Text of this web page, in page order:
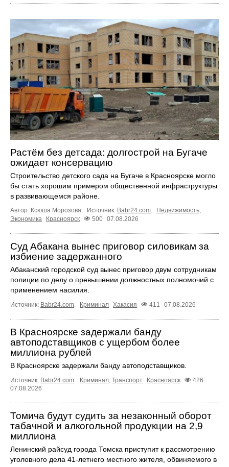
Растём без детсада: долгострой на Бугаче
ожидает консервацию
Строительство детского сада на Бугаче в Красноярске могло
бы стать хорошим примером общественной инфраструктуры
в развивающемся районе.
Автор: Ксюша Морозова. Источник: Babr24.com. Недвижимость,
Экономика
Красноярск 500 07.08.2026
Суд Абакана вынес приговор силовикам за
избиение задержанного
Абаканский городской суд вынес приговор двум сотрудникам
полиции по делу о превышении должностных полномочий с
применением насилия.
Источник: Babr24.com. Криминал Хакасия 411 07.08.2026
В Красноярске задержали банду
автоподставщиков с ущербом более
миллиона рублей
В Красноярске задержали банду автоподставщиков.
Источник: Babr24.com. Криминал, Транспорт Красноярск
426
07.08.2026
Томича будут судить за незаконный оборот
табачной и алкогольной продукции на 2,9
миллиона
Ленинский райсуд города Томска приступит к рассмотрению
уголовного дела 41-летнего местного жителя, обвиняемого в